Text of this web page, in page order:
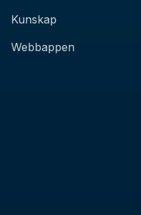
Kunskap
Webbappen